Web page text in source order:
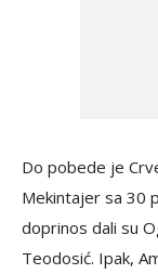
Do pobede je
Mekintajer sa 30
doprinos dali su
Teodosić. Ipak,